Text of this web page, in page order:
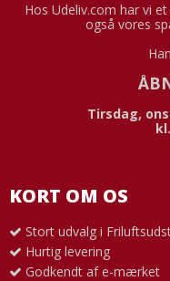
Hos Udeliv.com har vi
også vores
Tirsdag,
KORT OM OS
Stort udvalg i
Hurtig levering
Godkendt af e-mærket